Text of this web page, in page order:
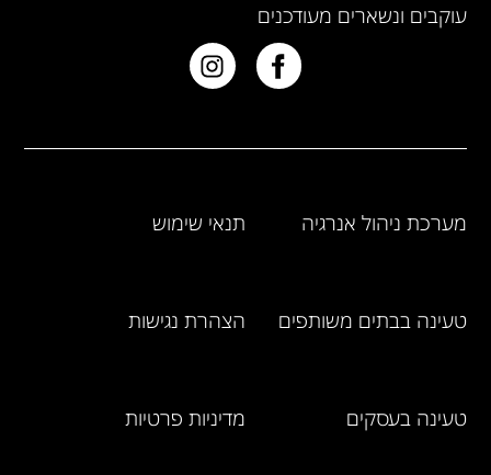
עוקבים ונשארים מעודכנים
מערכת ניהול אנרגיה
טעינה בבתים משותפים
טעינה בעסקים
תנאי שימוש
הצהרת נגישות
מדיניות פרטיות